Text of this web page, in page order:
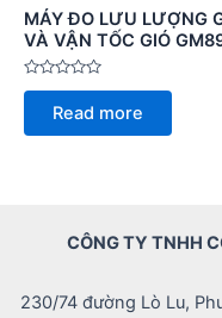
MÁY ĐO LƯU LƯỢNG
VÀ VẬN TỐC GIÓ
Rated
of
Read more
CÔNG TY TNHH
230/74 đường Lò Lu,